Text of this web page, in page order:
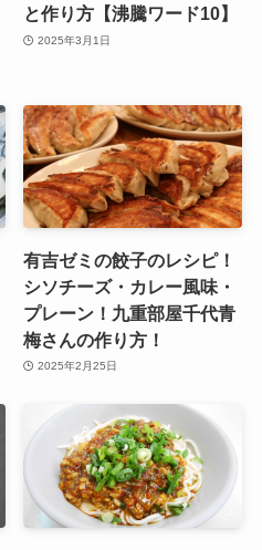
と作り方【沸騰ワード10】
2025年3月1日
有吉ゼミの餃子のレシピ！
シソチーズ・カレー風味・
プレーン！九重部屋千代青
梅さんの作り方！
2025年2月25日